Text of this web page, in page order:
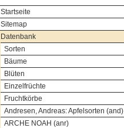
Startseite
Sitemap
Datenbank
Sorten
Bäume
Blüten
Einzelfrüchte
Fruchtkörbe
Andresen, Andreas: Apfelsorten (and)
ARCHE NOAH (anr)